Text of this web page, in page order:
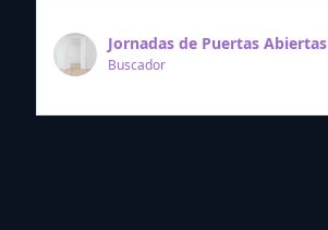
Jornadas de Puertas Abiertas
Buscador